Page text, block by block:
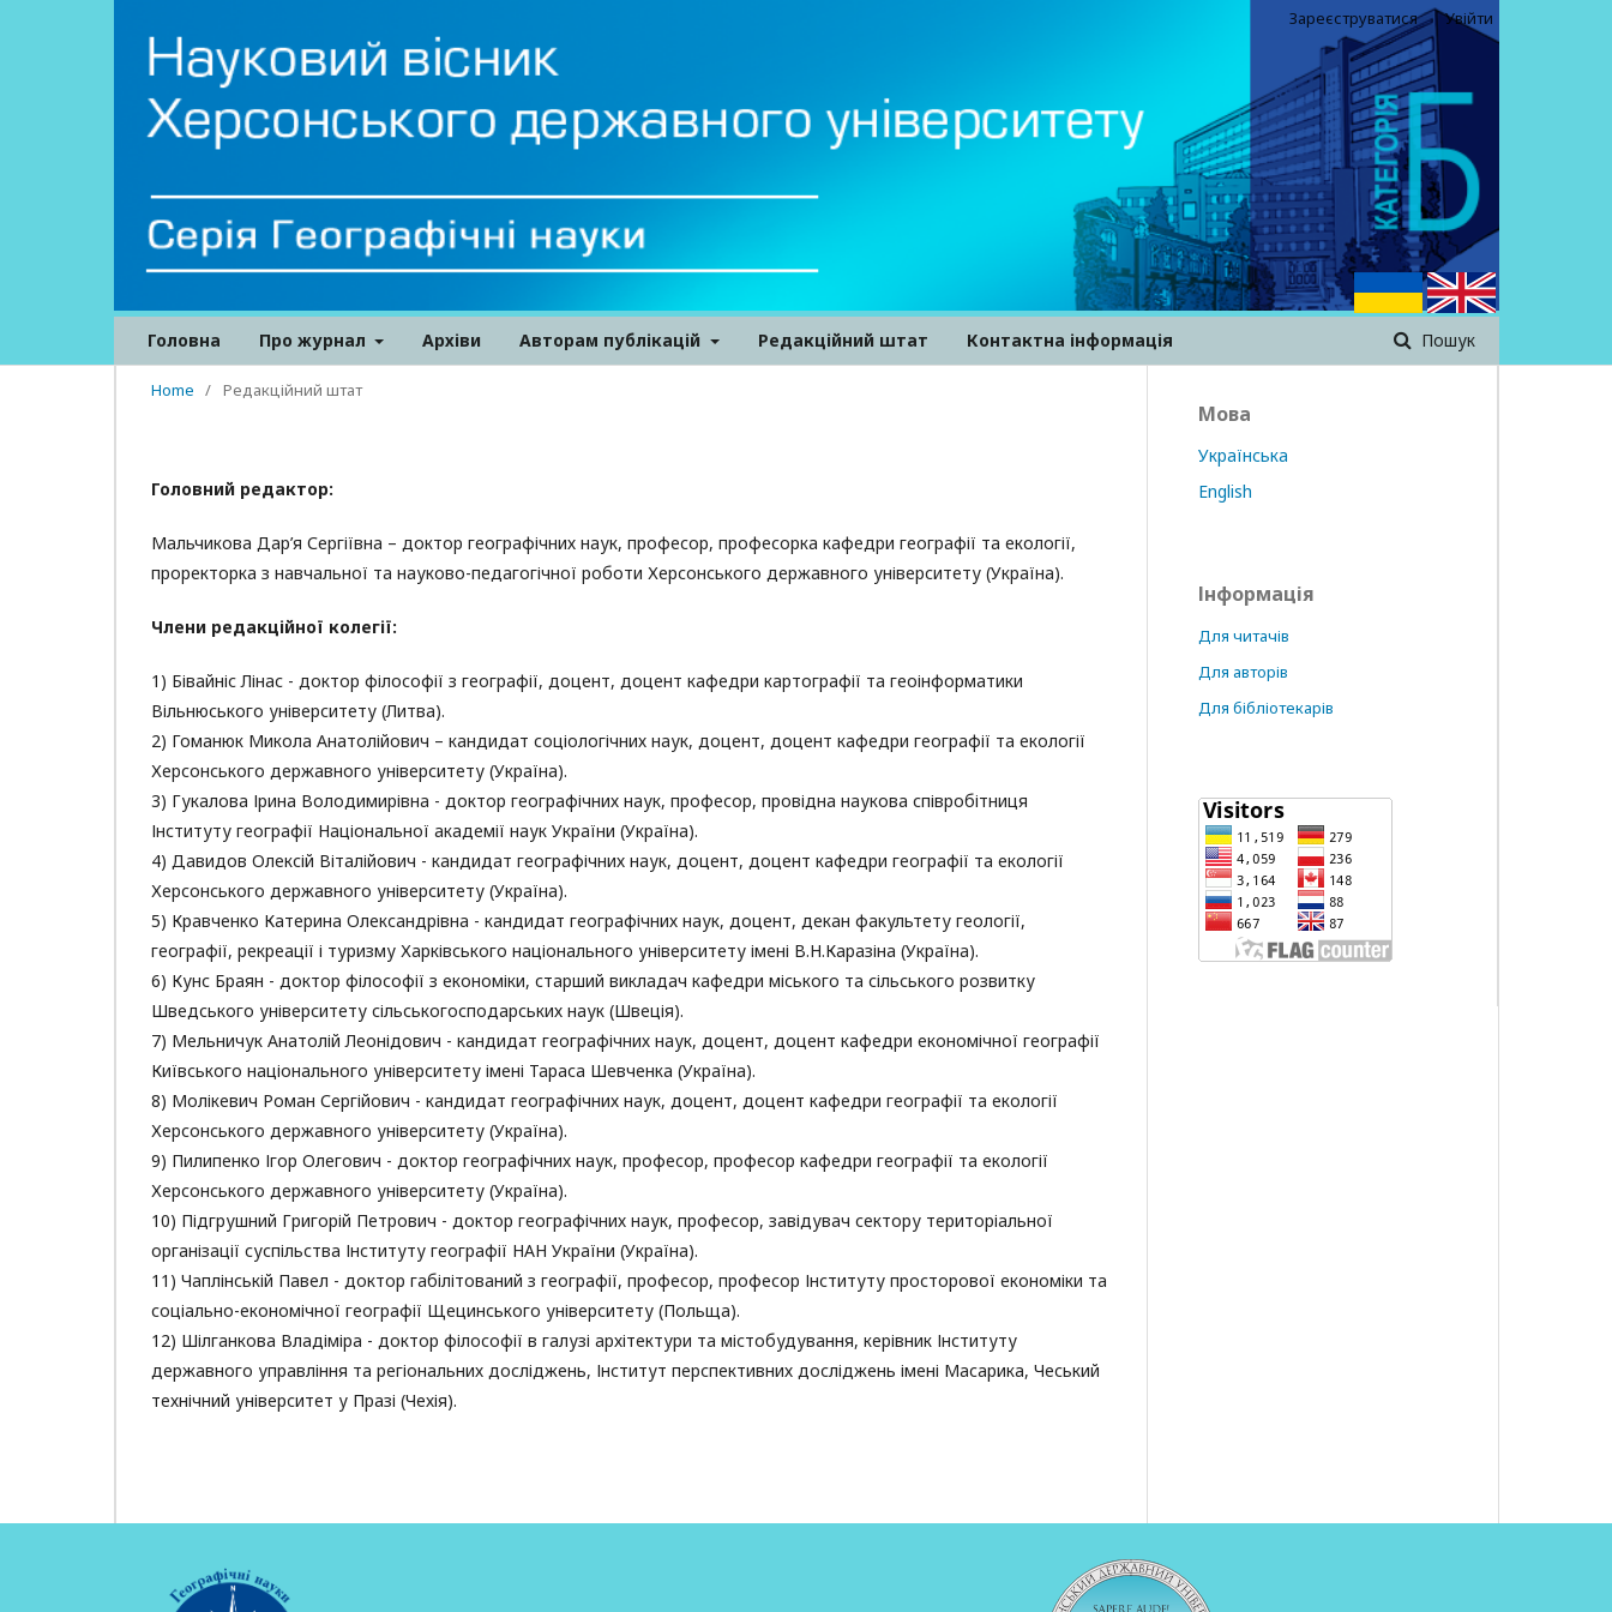
Головна Про журнал Архіви Авторам публікацій Редакційний штат Контактна інформація Пошук
Зареєструватися Увійти
Home / Редакційний штат
Головний редактор:
Мальчикова Дар’я Сергіївна – доктор географічних наук, професор, професорка кафедри географії та екології,
проректорка з навчальної та науково-педагогічної роботи Херсонського державного університету (Україна).
Члени редакційної колегії:
1) Бівайніс Лінас - доктор філософії з географії, доцент, доцент кафедри картографії та геоінформатики
Вільнюського університету (Литва).
2) Гоманюк Микола Анатолійович – кандидат соціологічних наук, доцент, доцент кафедри географії та екології
Херсонського державного університету (Україна).
3) Гукалова Ірина Володимирівна - доктор географічних наук, професор, провідна наукова співробітниця
Інституту географії Національної академії наук України (Україна).
4) Давидов Олексій Віталійович - кандидат географічних наук, доцент, доцент кафедри географії та екології
Херсонського державного університету (Україна).
5) Кравченко Катерина Олександрівна - кандидат географічних наук, доцент, декан факультету геології,
географії, рекреації і туризму Харківського національного університету імені В.Н.Каразіна (Україна).
6) Кунс Браян - доктор філософії з економіки, старший викладач кафедри міського та сільського розвитку
Шведського університету сільськогосподарських наук (Швеція).
7) Мельничук Анатолій Леонідович - кандидат географічних наук, доцент, доцент кафедри економічної географії
Київського національного університету імені Тараса Шевченка (Україна).
8) Молікевич Роман Сергійович - кандидат географічних наук, доцент, доцент кафедри географії та екології
Херсонського державного університету (Україна).
9) Пилипенко Ігор Олегович - доктор географічних наук, професор, професор кафедри географії та екології
Херсонського державного університету (Україна).
10) Підгрушний Григорій Петрович - доктор географічних наук, професор, завідувач сектору територіальної
організації суспільства Інституту географії НАН України (Україна).
11) Чаплінській Павел - доктор габілітований з географії, професор, професор Інституту просторової економіки та
соціально-економічної географії Щецинського університету (Польща).
12) Шілганкова Владіміра - доктор філософії в галузі архітектури та містобудування, керівник Інституту
державного управління та регіональних досліджень, Інститут перспективних досліджень імені Масарика, Чеський
технічний університет у Празі (Чехія).
Мова
Українська
English
Інформація
Для читачів
Для авторів
Для бібліотекарів